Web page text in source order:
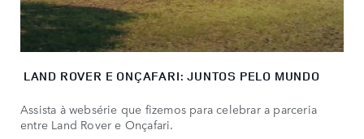
LAND ROVER E ONÇAFARI: JUNTOS PELO MUNDO
Assista à websérie que fizemos para celebrar a parceria
entre Land Rover e Onçafari.